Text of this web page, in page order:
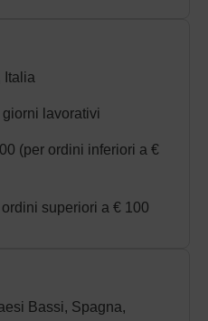
Italia
giorni lavorativi
(per ordini inferiori a €
ordini superiori a € 100
Bassi, Spagna,